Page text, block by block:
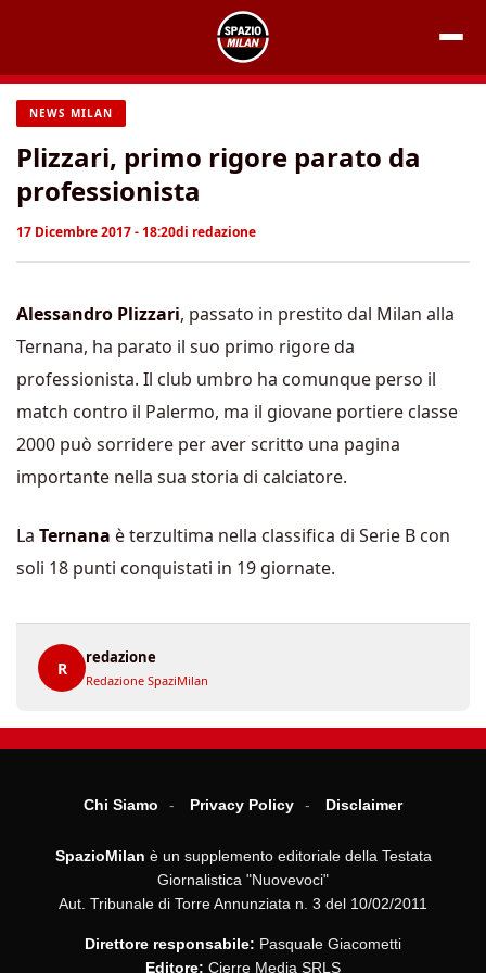
contenuto
NEWS MILAN
Plizzari, primo rigore parato da
professionista
17 Dicembre 2017 - 18:20di redazione
Alessandro Plizzari, passato in prestito dal Milan alla
Ternana, ha parato il suo primo rigore da
professionista. Il club umbro ha comunque perso il
match contro il Palermo, ma il giovane portiere classe
2000 può sorridere per aver scritto una pagina
importante nella sua storia di calciatore.
La Ternana è terzultima nella classifica di Serie B con
soli 18 punti conquistati in 19 giornate.
R
redazione
Redazione SpaziMilan
Chi Siamo Privacy Policy Disclaimer
SpazioMilan è un supplemento editoriale della Testata
Giornalistica "Nuovevoci"
Aut. Tribunale di Torre Annunziata n. 3 del 10/02/2011
Direttore responsabile: Pasquale Giacometti
Editore: Cierre Media SRLS